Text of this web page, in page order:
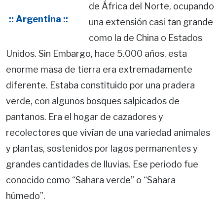
:: Argentina ::
de África del Norte, ocupando
una extensión casi tan grande
como la de China o Estados
Unidos. Sin Embargo, hace 5.000 años, esta
enorme masa de tierra era extremadamente
diferente. Estaba constituido por una pradera
verde, con algunos bosques salpicados de
pantanos. Era el hogar de cazadores y
recolectores que vivían de una variedad animales
y plantas, sostenidos por lagos permanentes y
grandes cantidades de lluvias. Ese periodo fue
conocido como “Sahara verde” o “Sahara
húmedo”.